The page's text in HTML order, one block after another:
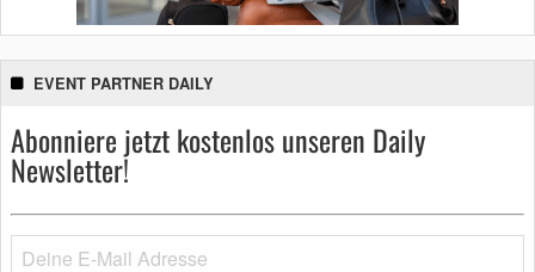
EVENT PARTNER DAILY
Abonniere jetzt kostenlos unseren Daily
Newsletter!